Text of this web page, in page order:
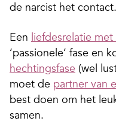
de narcist het contact.
Een liefdesrelatie
‘passionele’ fase en
hechtingsfase (wel
moet de partner van
best doen om het
samen.